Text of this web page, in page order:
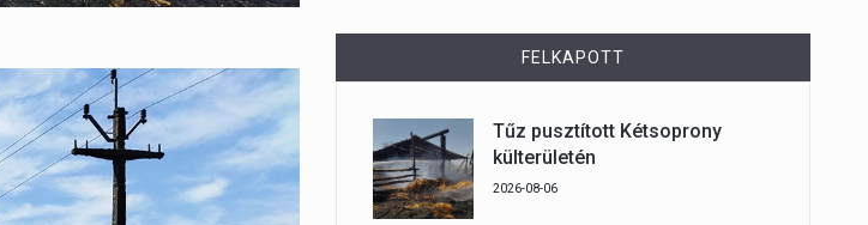
FELKAPOTT
Tűz pusztított Kétsoprony
külterületén
2026-08-06